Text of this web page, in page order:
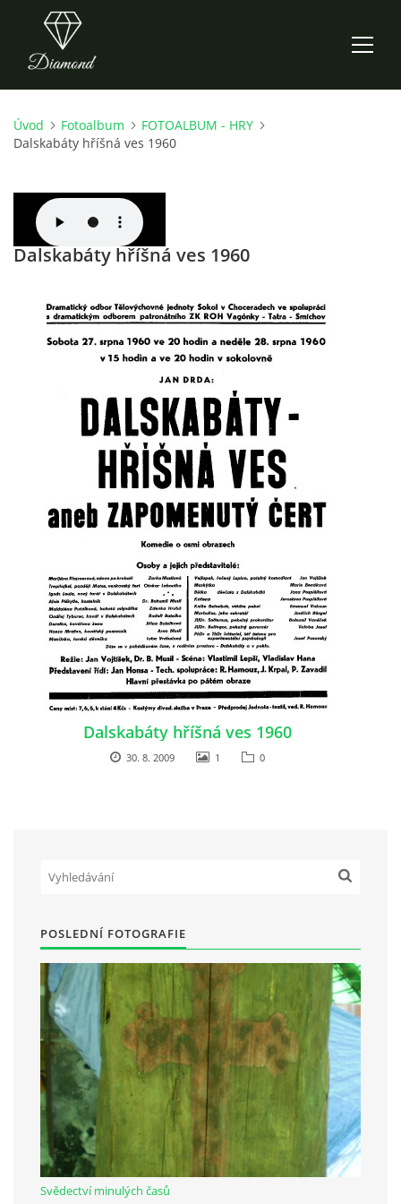
ÚVOD
O NÁS
CO NOVÉHO ZKOUŠÍME
KDY, KDE A CO HRAJEME
HRY OD ROKU 1973
VIDEOZÁZNAMY Z HER
ČLENOVÉ - SOUČASNOST
HRY DO ROKU 1973
MÍSTO PRO VAŠE VZKAZY!!
Občanská vzdělávací jednota "Komenský" v Choceradech z.s.
IČ: 498 28 614
Kontaktní osoba:
Mgr. Miroslava Cinkeisová
723 967 851
Mirkaci@email.cz
© 2026 eStránky.cz | RSS
Úvod Fotoalbum
FOTOALBUM - HRY
Dalskabáty hříšná ves 1960
Dalskabáty hříšná ves 1960
Dalskabáty hříšná ves 1960
30. 8. 2009 1 0
POSLEDNÍ FOTOGRAFIE
Svědectví minulých časů